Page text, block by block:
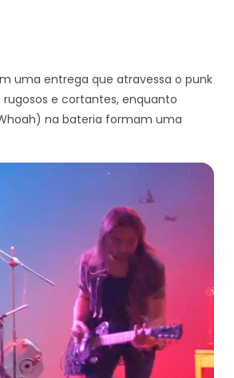
uma entrega que atravessa o punk
e cortantes, enquanto
na bateria formam uma